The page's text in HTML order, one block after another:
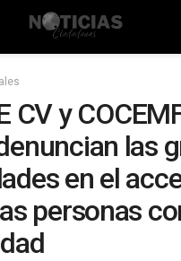
CV y
las
en el
personas